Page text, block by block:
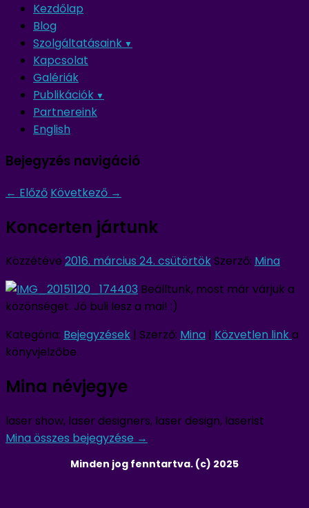
Kezdőlap
Blog
Szolgáltatásaink
Kapcsolat
Galériák
Publikációk
Partnereink
English
Bejegyzés navigáció
← Előző Következő →
Koncerten jártunk
Közzétéve 2016. március 24. csütörtök Szerző: Mina
Beálltunk, most már várjuk a
közönséget. Jó buli lesz a mai! :)
Kategória: Bejegyzések | Szerző: Mina | Közvetlen linka
könyvjelzőbe.
Mina névjegye
laser show, laser designers, laser design, laserist
Mina összes bejegyzése →